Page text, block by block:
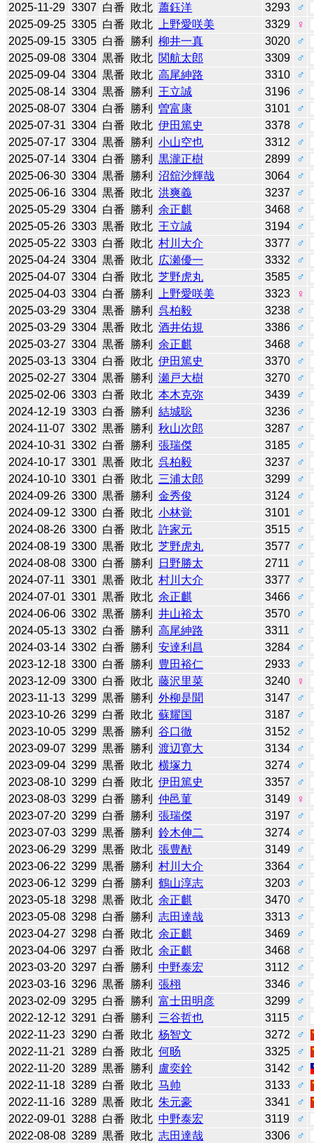
2025-11-29 3307 白番 敗北 蕭鈺洋 3293
♂
2025-09-25 3305 白番 敗北 上野愛咲美 3329
♀
2025-09-15 3305 白番 勝利 柳井一真 3020
♂
2025-09-08 3304 黒番 敗北 関航太郎 3309
♂
2025-09-04 3304 黒番 敗北 高尾紳路 3310
♂
2025-08-14 3304 黒番 勝利 王立誠 3196
♂
2025-08-07 3304 白番 勝利 曽富康 3101
♂
2025-07-31 3304 白番 敗北 伊田篤史 3378
♂
2025-07-17 3304 黒番 勝利 小山空也 3312
♂
2025-07-14 3304 白番 勝利 黒瀧正樹 2899
♂
2025-06-30 3304 黒番 勝利 沼舘沙輝哉 3064
♂
2025-06-16 3304 黒番 敗北 洪爽義 3237
♂
2025-05-29 3304 白番 勝利 余正麒 3468
♂
2025-05-26 3303 黒番 敗北 王立誠 3194
♂
2025-05-22 3303 白番 敗北 村川大介 3377
♂
2025-04-24 3304 黒番 敗北 広瀬優一 3332
♂
2025-04-07 3304 白番 敗北 芝野虎丸 3585
♂
2025-04-03 3304 白番 勝利 上野愛咲美 3323
♀
2025-03-29 3304 黒番 勝利 呉柏毅 3238
♂
2025-03-29 3304 黒番 敗北 酒井佑規 3386
♂
2025-03-27 3304 黒番 勝利 余正麒 3468
♂
2025-03-13 3304 白番 敗北 伊田篤史 3370
♂
2025-02-27 3304 黒番 勝利 瀬戸大樹 3270
♂
2025-02-06 3303 白番 敗北 本木克弥 3439
♂
2024-12-19 3303 白番 勝利 結城聡 3236
♂
2024-11-07 3302 黒番 勝利 秋山次郎 3287
♂
2024-10-31 3302 白番 勝利 張瑞傑 3185
♂
2024-10-17 3301 黒番 敗北 呉柏毅 3237
♂
2024-10-10 3301 白番 敗北 三浦太郎 3299
♂
2024-09-26 3300 黒番 勝利 金秀俊 3124
♂
2024-09-12 3300 白番 敗北 小林覚 3101
♂
2024-08-26 3300 白番 敗北 許家元 3515
♂
2024-08-19 3300 黒番 敗北 芝野虎丸 3577
♂
2024-08-08 3300 白番 勝利 日野勝太 2711
♂
2024-07-11 3301 黒番 敗北 村川大介 3377
♂
2024-07-01 3301 黒番 敗北 余正麒 3466
♂
2024-06-06 3302 黒番 勝利 井山裕太 3570
♂
2024-05-13 3302 白番 勝利 高尾紳路 3311
♂
2024-03-14 3302 白番 勝利 安達利昌 3284
♂
2023-12-18 3300 白番 勝利 豊田裕仁 2933
♂
2023-12-09 3300 白番 敗北 藤沢里菜 3240
♀
2023-11-13 3299 黒番 勝利 外柳是聞 3147
♂
2023-10-26 3299 白番 敗北 蘇耀国 3187
♂
2023-10-05 3299 黒番 勝利 谷口徹 3152
♂
2023-09-07 3299 黒番 勝利 渡辺寛大 3134
♂
2023-09-04 3299 黒番 敗北 横塚力 3274
♂
2023-08-10 3299 白番 敗北 伊田篤史 3357
♂
2023-08-03 3299 白番 勝利 仲邑菫 3149
♀
2023-07-20 3299 白番 勝利 張瑞傑 3197
♂
2023-07-03 3299 黒番 勝利 鈴木伸二 3274
♂
2023-06-29 3299 黒番 敗北 張豊猷 3149
♂
2023-06-22 3299 黒番 勝利 村川大介 3364
♂
2023-06-12 3299 白番 勝利 鶴山淳志 3203
♂
2023-05-18 3298 黒番 敗北 余正麒 3470
♂
2023-05-08 3298 白番 勝利 志田達哉 3313
♂
2023-04-27 3298 白番 敗北 余正麒 3469
♂
2023-04-06 3297 白番 敗北 余正麒 3468
♂
2023-03-20 3297 白番 勝利 中野泰宏 3112
♂
2023-03-16 3296 黒番 勝利 張栩 3346
♂
2023-02-09 3295 白番 勝利 富士田明彦 3299
♂
2022-12-12 3291 白番 勝利 三谷哲也 3115
♂
2022-11-23 3290 白番 敗北 杨智文 3272
♂
2022-11-21 3289 白番 敗北 何旸 3325
♂
2022-11-20 3289 黒番 勝利 盧奕銓 3142
♂
2022-11-18 3289 白番 敗北 马帅 3133
♂
2022-11-16 3289 黒番 敗北 朱元豪 3341
♂
2022-09-01 3288 白番 敗北 中野泰宏 3119
♂
2022-08-08 3289 黒番 敗北 志田達哉 3306 ♂